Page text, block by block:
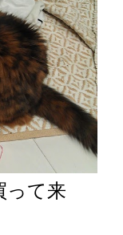
って来